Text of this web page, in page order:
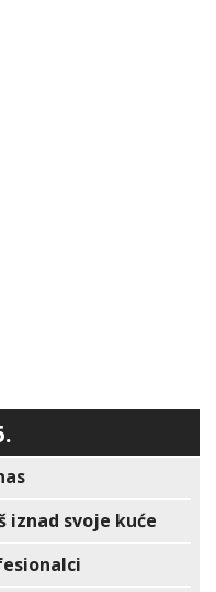
svoje kuće